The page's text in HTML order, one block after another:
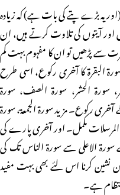
یہ بڑے پتے کی بات ہے) کہ زیادہ
اور آیتوں کی تلاوت کرتے ہیں، ان
سے پڑھیں تو ان کا مفہوم بہت کم
البقرۃ کا آخری رکوع، اسی طرح
سورۃ الحشر، سورۃ الصف، سورۃ
رکوع۔ مزید سورۃ الجمعۃ، سورۃ
المرسلات مکمل۔ اور آخری پارے کی
الاعلی سے سورۃ الناس تک کی
نشین کرنا اس لئے بھی بہت مفید
ہے۔